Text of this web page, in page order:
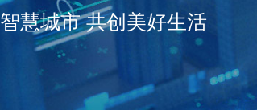
智慧城市 共创美好生活